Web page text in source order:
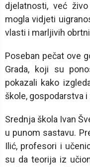
djelatnosti, već
mogla vidjeti
vlasti i marljivih
Poseban pečat ove
Grada, koji su
pokazali kako
škole, gospodarstva
Srednja škola Ivan
u punom sastavu.
Ilić, profesori i
su da teorija iz